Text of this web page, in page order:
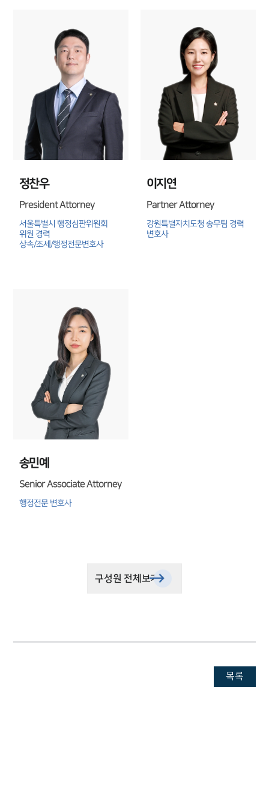
언론보도
공지사항
법률 블로그
법률서식
뉴스레터/브로슈어
세미나
대륜법률상담예약
정찬우
President Attorney
서울특별시 행정심판위원회
위원 경력
상속/조세/행정전문변호사
이지연
Partner Attorney
강원특별자치도청 송무팀 경력
변호사
송민예
Senior Associate Attorney
행정전문 변호사
구성원 전체보기
목록